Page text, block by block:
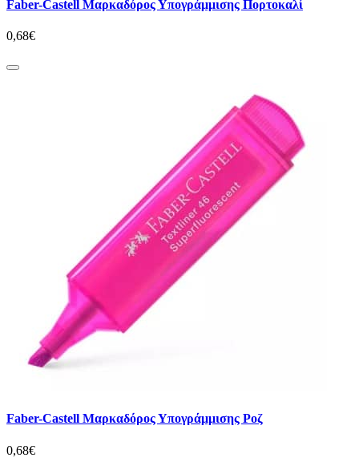
Faber-Castell Μαρκαδόρος Υπογράμμισης Πορτοκαλί
0,68€
Faber-Castell Μαρκαδόρος Υπογράμμισης Ροζ
0,68€